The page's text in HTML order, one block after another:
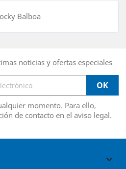
Balboa
noticias y ofertas especiales
momento. Para ello,
de contacto en el aviso legal.
